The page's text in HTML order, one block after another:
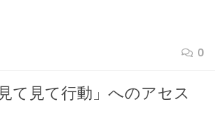
プ
0
見て行動」へのアセス